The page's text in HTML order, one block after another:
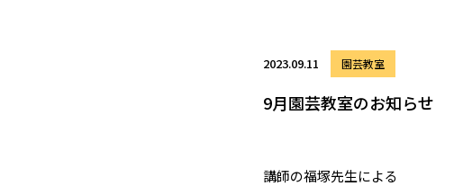
2023.09.11 園芸教室
9月園芸教室のお知らせ
講師の福塚先生による